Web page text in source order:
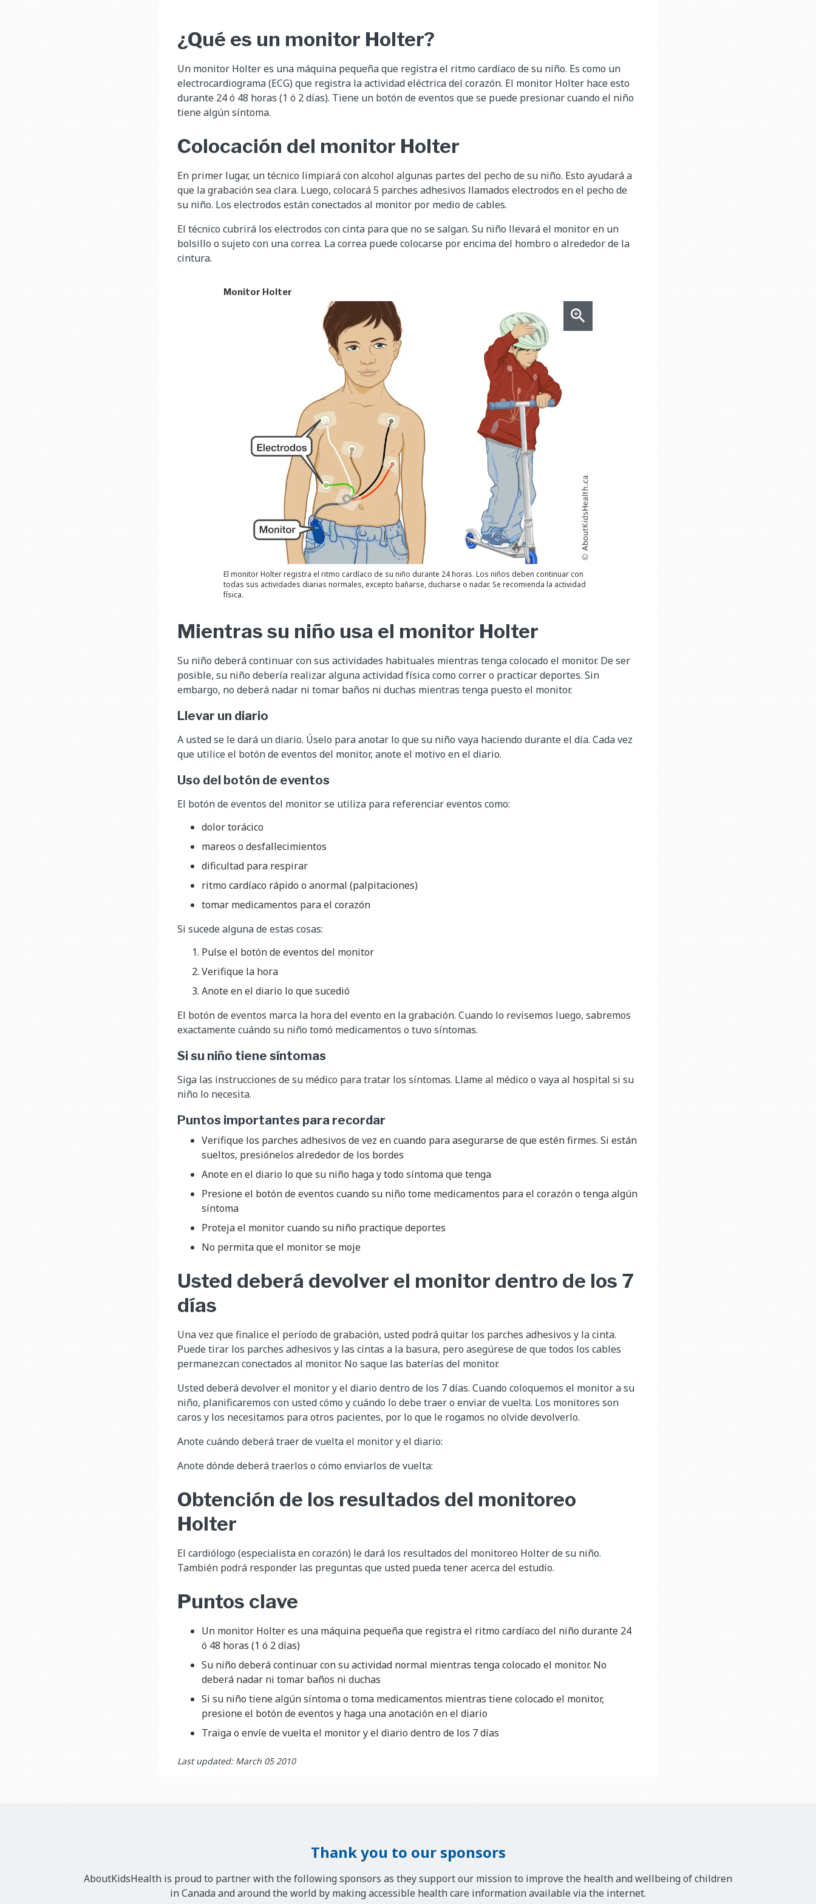
¿Qué es un monitor Holter?
Un monitor Holter es una máquina pequeña que registra el ritmo cardíaco de su niño. Es como un
electrocardiograma (ECG) que registra la actividad eléctrica del corazón. El monitor Holter hace esto
durante 24 ó 48 horas (1 ó 2 días). Tiene un botón de eventos que se puede presionar cuando el niño
tiene algún síntoma.
Colocación del monitor Holter
En primer lugar, un técnico limpiará con alcohol algunas partes del pecho de su niño. Esto ayudará a
que la grabación sea clara. Luego, colocará 5 parches adhesivos llamados electrodos en el pecho de
su niño. Los electrodos están conectados al monitor por medio de cables.
El técnico cubrirá los electrodos con cinta para que no se salgan. Su niño llevará el monitor en un
bolsillo o sujeto con una correa. La correa puede colocarse por encima del hombro o alrededor de la
cintura.
Monitor Holter
El monitor Holter registra el ritmo cardíaco de su niño durante 24 horas. Los niños deben continuar con
todas sus actividades diarias normales, excepto bañarse, ducharse o nadar. Se recomienda la actividad
física.
Mientras su niño usa el monitor Holter
Su niño deberá continuar con sus actividades habituales mientras tenga colocado el monitor. De ser
posible, su niño debería realizar alguna actividad física como correr o practicar deportes. Sin
embargo, no deberá nadar ni tomar baños ni duchas mientras tenga puesto el monitor.
Llevar un diario
A usted se le dará un diario. Úselo para anotar lo que su niño vaya haciendo durante el día. Cada vez
que utilice el botón de eventos del monitor, anote el motivo en el diario.
Uso del botón de eventos
El botón de eventos del monitor se utiliza para referenciar eventos como:
dolor torácico
mareos o desfallecimientos
dificultad para respirar
ritmo cardíaco rápido o anormal (palpitaciones)
tomar medicamentos para el corazón
Si sucede alguna de estas cosas:
Pulse el botón de eventos del monitor
Verifique la hora
Anote en el diario lo que sucedió
El botón de eventos marca la hora del evento en la grabación. Cuando lo revisemos luego, sabremos
exactamente cuándo su niño tomó medicamentos o tuvo síntomas.
Si su niño tiene síntomas
Siga las instrucciones de su médico para tratar los síntomas. Llame al médico o vaya al hospital si su
niño lo necesita.
Puntos importantes para recordar
Verifique los parches adhesivos de vez en cuando para asegurarse de que estén firmes. Si están
sueltos, presiónelos alrededor de los bordes
Anote en el diario lo que su niño haga y todo síntoma que tenga
Presione el botón de eventos cuando su niño tome medicamentos para el corazón o tenga algún
síntoma
Proteja el monitor cuando su niño practique deportes
No permita que el monitor se moje
Usted deberá devolver el monitor dentro de los 7
días
Una vez que finalice el período de grabación, usted podrá quitar los parches adhesivos y la cinta.
Puede tirar los parches adhesivos y las cintas a la basura, pero asegúrese de que todos los cables
permanezcan conectados al monitor. No saque las baterías del monitor.
Usted deberá devolver el monitor y el diario dentro de los 7 días. Cuando coloquemos el monitor a su
niño, planificaremos con usted cómo y cuándo lo debe traer o enviar de vuelta. Los monitores son
caros y los necesitamos para otros pacientes, por lo que le rogamos no olvide devolverlo.
Anote cuándo deberá traer de vuelta el monitor y el diario:
Anote dónde deberá traerlos o cómo enviarlos de vuelta:
Obtención de los resultados del monitoreo
Holter
El cardiólogo (especialista en corazón) le dará los resultados del monitoreo Holter de su niño.
También podrá responder las preguntas que usted pueda tener acerca del estudio.
Puntos clave
Un monitor Holter es una máquina pequeña que registra el ritmo cardíaco del niño durante 24
ó 48 horas (1 ó 2 días)
Su niño deberá continuar con su actividad normal mientras tenga colocado el monitor. No
deberá nadar ni tomar baños ni duchas
Si su niño tiene algún síntoma o toma medicamentos mientras tiene colocado el monitor,
presione el botón de eventos y haga una anotación en el diario
Traiga o envíe de vuelta el monitor y el diario dentro de los 7 días
Last updated: March 05 2010
Thank you to our sponsors
AboutKidsHealth is proud to partner with the following sponsors as they support our mission to improve the health and wellbeing of children
in Canada and around the world by making accessible health care information available via the internet.